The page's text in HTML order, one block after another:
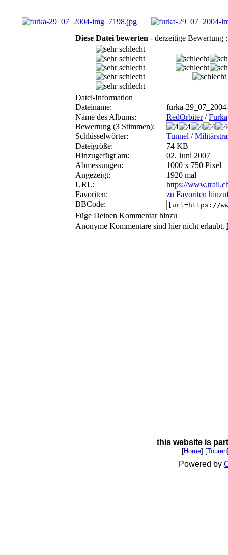
Diese Datei bewerten - derzeitige Bewertung
Datei-Information
Dateiname:
furka-
Name des Albums:
RedOrbiter/
Bewertung (3 Stimmen):
Schlüsselwörter:
Tunnel /
Dateigröße:
74 KB
Hinzugefügt am:
02. Juni 2007
Abmessungen:
1000 x 750 Pixel
Angezeigt:
1920 mal
URL:
https://
Favoriten:
zu Favoriten
BBCode:
Füge Deinen Kommentar hinzu
Anonyme Kommentare sind hier nicht erlaubt.
this website is
[Home] [Touren
Powered by